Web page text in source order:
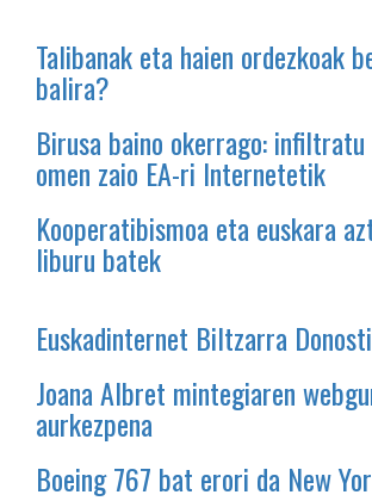
Talibanak eta haien ordezkoak
balira?
Birusa baino okerrago:
omen zaio EA-ri Internetetik
Kooperatibismoa eta euskara
liburu batek
Euskadinternet Biltzarra
Joana Albret mintegiaren
aurkezpena
Boeing 767 bat erori da New